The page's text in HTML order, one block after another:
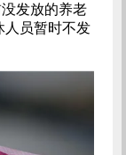
发放的养老
员暂时不发